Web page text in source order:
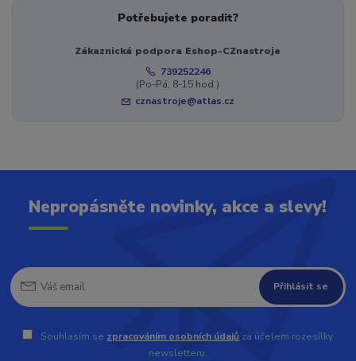
Potřebujete poradit?
Zákaznická podpora Eshop-CZnastroje
739252246
(Po-Pá, 8-15 hod.)
cznastroje@atlas.cz
Nepropásněte novinky, akce a slevy!
Přihlásit se
Souhlasím se zpracováním osobních údajů za účelem rozesílky
newsletteru.